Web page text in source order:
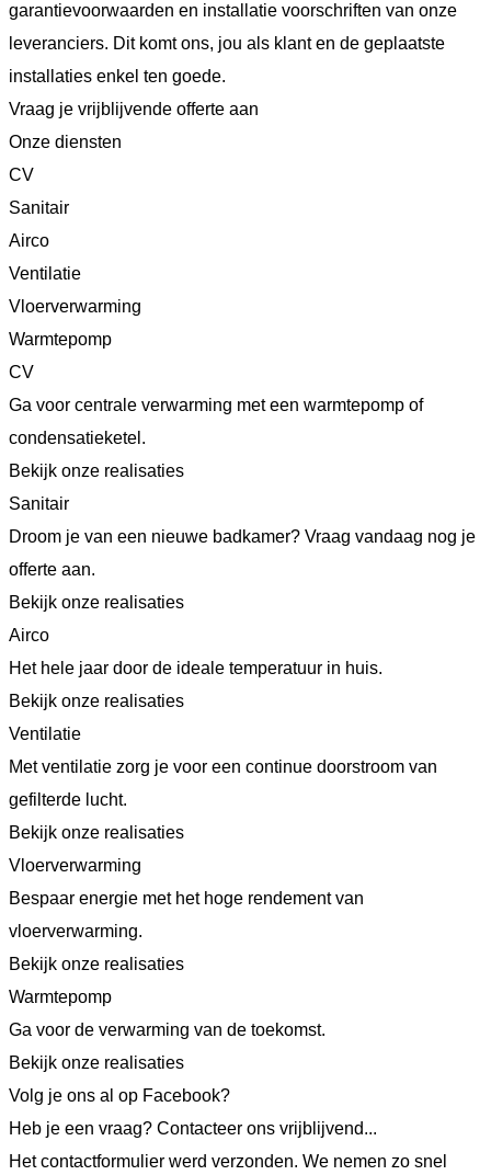
garantievoorwaarden en installatie voorschriften van onze
leveranciers. Dit komt ons, jou als klant en de geplaatste
installaties enkel ten goede.
Vraag je vrijblijvende offerte aan
Onze diensten
CV
Sanitair
Airco
Ventilatie
Vloerverwarming
Warmtepomp
CV
Ga voor centrale verwarming met een warmtepomp of
condensatieketel.
Bekijk onze realisaties
Sanitair
Droom je van een nieuwe badkamer? Vraag vandaag nog je
offerte aan.
Bekijk onze realisaties
Airco
Het hele jaar door de ideale temperatuur in huis.
Bekijk onze realisaties
Ventilatie
Met ventilatie zorg je voor een continue doorstroom van
gefilterde lucht.
Bekijk onze realisaties
Vloerverwarming
Bespaar energie met het hoge rendement van
vloerverwarming.
Bekijk onze realisaties
Warmtepomp
Ga voor de verwarming van de toekomst.
Bekijk onze realisaties
Volg je ons al op Facebook?
Heb je een vraag? Contacteer ons vrijblijvend...
Het contactformulier werd verzonden. We nemen zo snel